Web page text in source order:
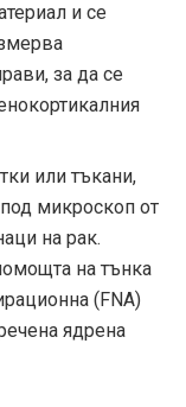
и се
за да се
или тъкани,
микроскоп от
на рак.
на тънка
(FNA)
ядрена